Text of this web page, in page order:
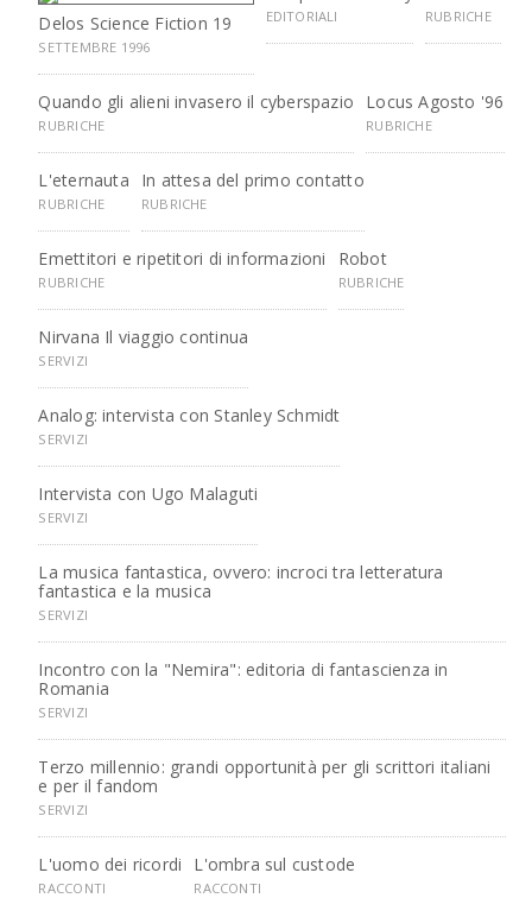
Delos Science Fiction 19
SETTEMBRE 1996
EDITORIALI RUBRICHE
Quando gli alieni invasero il cyberspazio
RUBRICHE
Locus Agosto '96
RUBRICHE
L'eternauta
RUBRICHE
In attesa del primo contatto
RUBRICHE
Emettitori e ripetitori di informazioni
RUBRICHE
Robot
RUBRICHE
Nirvana Il viaggio continua
SERVIZI
Analog: intervista con Stanley Schmidt
SERVIZI
Intervista con Ugo Malaguti
SERVIZI
La musica fantastica, ovvero: incroci tra letteratura
fantastica e la musica
SERVIZI
Incontro con la "Nemira": editoria di fantascienza in
Romania
SERVIZI
Terzo millennio: grandi opportunità per gli scrittori italiani
e per il fandom
SERVIZI
L'uomo dei ricordi
RACCONTI
L'ombra sul custode
RACCONTI